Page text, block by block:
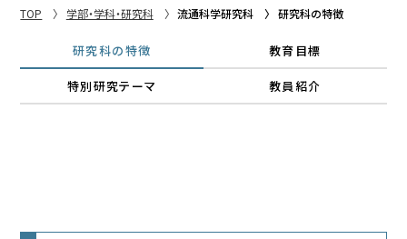
TOP 学部・学科・研究科 流通科学研究科 研究科の特徴
研究科の特徴 教育目標
特別研究テーマ 教員紹介